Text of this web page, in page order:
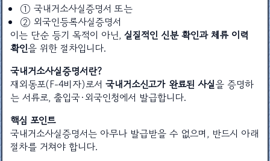
① 국내거소사실증명서 또는
② 외국인등록사실증명서
이는 단순 등기 목적이 아닌,실질적인 신분 확인과 체류 이력
확인을 위한 절차입니다.
국내거소사실증명서란?
재외동포(F-4비자)로서국내거소신고가 완료된 사실을 증명하
는 서류로, 출입국·외국인청에서 발급합니다.
핵심 포인트
국내거소사실증명서는 아무나 발급받을 수 없으며, 반드시 아래
절차를 거쳐야 합니다.